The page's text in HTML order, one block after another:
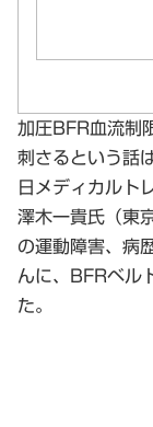
加圧BFR血流制
刺さるという
日メディカルト
澤木一貴氏（東
の運動障害、病
んに、BFRベル
た。